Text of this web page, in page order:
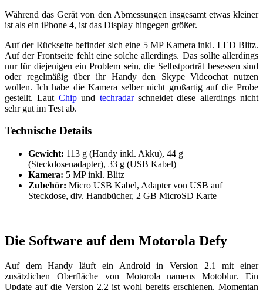
Während das Gerät von den Abmessungen insgesamt etwas kleiner
ist als ein iPhone 4, ist das Display hingegen größer.
Auf der Rückseite befindet sich eine 5 MP Kamera inkl. LED Blitz.
Auf der Frontseite fehlt eine solche allerdings. Das sollte allerdings
nur für diejenigen ein Problem sein, die Selbstporträt besessen sind
oder regelmäßig über ihr Handy den Skype Videochat nutzen
wollen. Ich habe die Kamera selber nicht großartig auf die Probe
gestellt. Laut Chipund techradarschneidet diese allerdings nicht
sehr gut im Test ab.
Technische Details
Gewicht: 113 g (Handy inkl. Akku), 44 g
(Steckdosenadapter), 33 g (USB Kabel)
Kamera: 5 MP inkl. Blitz
Zubehör: Micro USB Kabel, Adapter von USB auf
Steckdose, div. Handbücher, 2 GB MicroSD Karte
Die Software auf dem Motorola Defy
Auf dem Handy läuft ein Android in Version 2.1 mit einer
zusätzlichen Oberfläche von Motorola namens Motoblur. Ein
Update auf die Version 2.2 ist wohl bereits erschienen. Momentan